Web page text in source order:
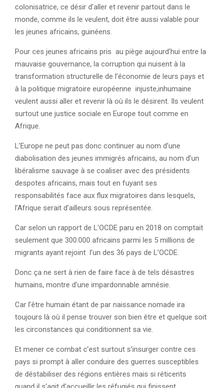
colonisatrice, ce désir d’aller et revenir partout dans le
monde, comme ils le veulent, doit être aussi valable pour
les jeunes africains, guinéens.
Pour ces jeunes africains pris au piège aujourd’hui entre la
mauvaise gouvernance, la corruption qui nuisent à la
transformation structurelle de l’économie de leurs pays et
à la politique migratoire européenne injuste,inhumaine
veulent aussi aller et revenir là où ils le désirent. Ils veulent
surtout une justice sociale en Europe tout comme en
Afrique.
L’Europe ne peut pas donc continuer au nom d’une
diabolisation des jeunes immigrés africains, au nom d’un
libéralisme sauvage à se coaliser avec des présidents
despotes africains, mais tout en fuyant ses
responsabilités face aux flux migratoires dans lesquels,
l’Afrique serait d’ailleurs sous représentée.
Car selon un rapport de L’OCDE paru en 2018 on comptait
seulement que 300.000 africains parmi les 5 millions de
migrants ayant rejoint l’un des 36 pays de L’OCDE.
Donc ça ne sert à rien de faire face à de tels désastres
humains, montre d’une impardonnable amnésie.
Car l’être humain étant de par naissance nomade ira
toujours là où il pense trouver son bien être et quelque soit
les circonstances qui conditionnent sa vie.
Et mener ce combat c’est surtout s’insurger contre ces
pays si prompt à aller conduire des guerres susceptibles
de déstabiliser des régions entières mais si réticents